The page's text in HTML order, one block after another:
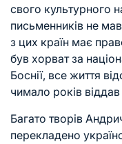
свого культурного
письменників не
з цих країн має
був хорват за
Боснії, все життя
чимало років
Багато творів
перекладено